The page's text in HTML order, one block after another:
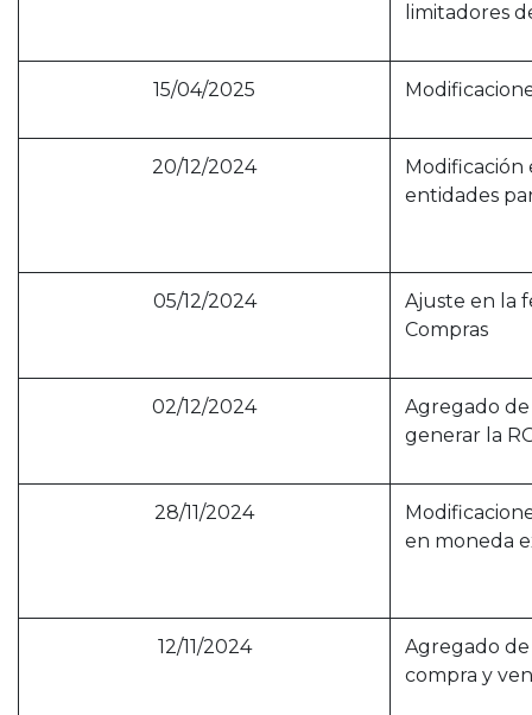
limitadores
15/04/2025
20/12/2024
Modificación
entidades
05/12/2024
Ajuste en la
Compras
02/12/2024
Agregado
generar la
28/11/2024
en moneda
12/11/2024
Agregado
compra y